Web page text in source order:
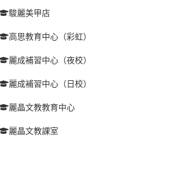
駿麗美甲店
高思教育中心（彩虹）
麗成補習中心（夜校）
麗成補習中心（日校）
麗晶文教教育中心
麗晶文教課室